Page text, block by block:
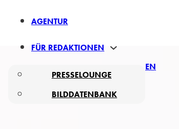
AGENTUR
FÜR REDAKTIONEN
PRESSELOUNGE
BILDDATENBANK
EN